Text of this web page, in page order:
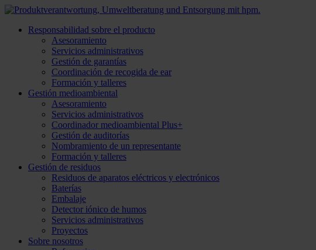
Responsabilidad sobre el producto
Asesoramiento
Servicios administrativos
Gestión de garantías
Coordinación de recogida de ear
Formación y talleres
Gestión medioambiental
Asesoramiento
Servicios administrativos
Coordinador medioambiental Plus+
Gestión de auditorías
Nombramiento de un representante
Formación y talleres
Gestión de residuos
Residuos de aparatos eléctricos y electrónicos
Baterías
Embalaje
Detector iónico de humos
Servicios administrativos
Proyectos
Sobre nosotros